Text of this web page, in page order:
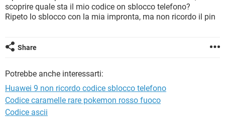
TIKTOK FACEBOOK
HARDWARE
INSTAGRAM WHATSAPP
HARDWARE
scoprire quale sta il mio codice on sblocco telefono?
Ripeto lo sblocco con la mia impronta, ma non ricordo il pin
Share
Potrebbe anche interessarti:
Huawei 9 non ricordo codice sblocco telefono
Codice caramelle rare pokemon rosso fuoco
Codice ascii